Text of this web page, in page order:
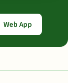
Web App